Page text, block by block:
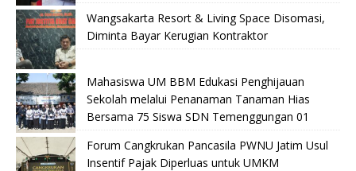
Wangsakarta Resort & Living Space Disomasi,
Diminta Bayar Kerugian Kontraktor
Mahasiswa UM BBM Edukasi Penghijauan
Sekolah melalui Penanaman Tanaman Hias
Bersama 75 Siswa SDN Temenggungan 01
Forum Cangkrukan Pancasila PWNU Jatim Usul
Insentif Pajak Diperluas untuk UMKM